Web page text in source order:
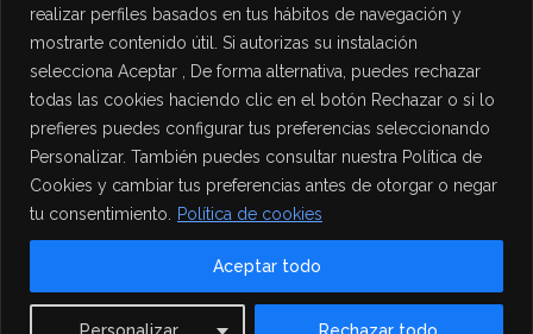
realizar perfiles basados en tus hábitos de navegación y
mostrarte contenido útil. Si autorizas su instalación
selecciona Aceptar , De forma alternativa, puedes rechazar
todas las cookies haciendo clic en el botón Rechazar o si lo
prefieres puedes configurar tus preferencias seleccionando
Personalizar. También puedes consultar nuestra Política de
Cookies y cambiar tus preferencias antes de otorgar o negar
tu consentimiento.
Política de cookies
Personalizar Rechazar todo
Aceptar todo
Política de Privacidad
Política de Cookies
Aviso Legal